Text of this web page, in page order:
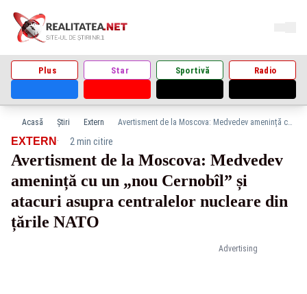
Plus Star Sportivă Radio
Acasă Știri Extern Avertisment de la Moscova: Medvedev amenință cu un „nou Cernobîl” și atacuri asupra centralelor nucleare din țările NATO
Advertising
EXTERN · 2 min citire
Avertisment de la Moscova: Medvedev
amenință cu un „nou Cernobîl” și
atacuri asupra centralelor nucleare din
țările NATO